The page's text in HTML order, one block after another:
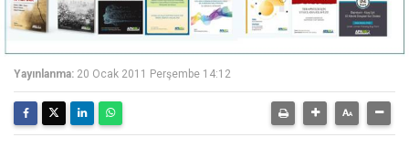
Yayınlanma: 20 Ocak 2011 Perşembe 14:12